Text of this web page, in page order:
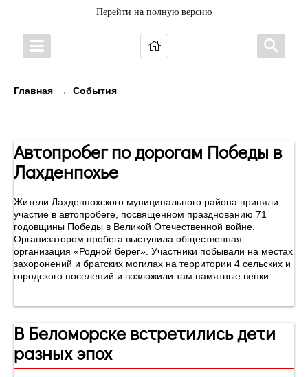
Перейти на полную версию
Главная → События
Автопробег по дорогам Победы в
Лахденпохье
Жители Лахденпохского муниципального района приняли
участие в автопробеге, посвященном празднованию 71
годовщины Победы в Великой Отечественной войне.
Организатором пробега выступила общественная
организация «Родной берег». Участники побывали на местах
захоронений и братских могилах на территории 4 сельских и
городского поселений и возложили там памятные венки.
В Беломорске встретились дети
разных эпох